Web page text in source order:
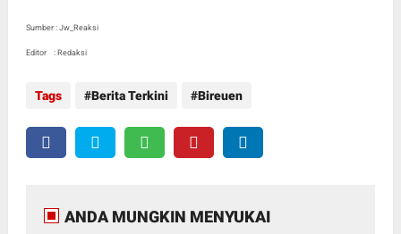
Sumber : Jw_Reaksi
Editor : Redaksi
Tags Berita Terkini Bireuen
ANDA MUNGKIN MENYUKAI